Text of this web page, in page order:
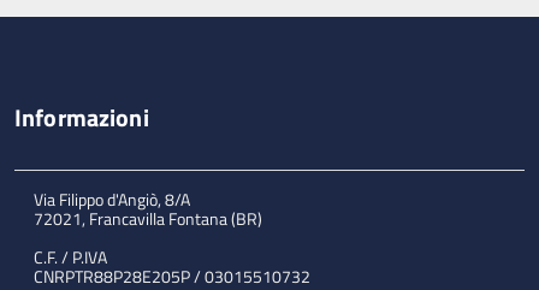
Informazioni
Via Filippo d'Angiò, 8/A
72021, Francavilla Fontana (BR)
C.F. / P.IVA
CNRPTR88P28E205P / 03015510732